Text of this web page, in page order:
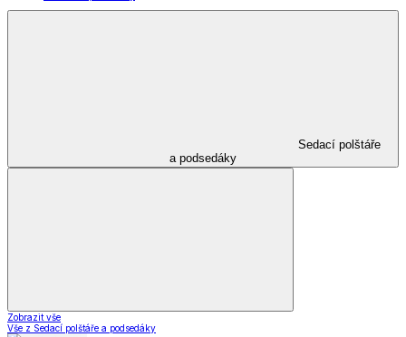
Sedací polštáře
a podsedáky
Zobrazit vše
Vše z Sedací polštáře a podsedáky